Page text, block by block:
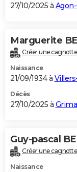
27/10/2025 à
Marguerite
Créer une
Naissance
21/09/1934 à
Décès
27/10/2025 à
Guy-pascal
Créer une
Naissance